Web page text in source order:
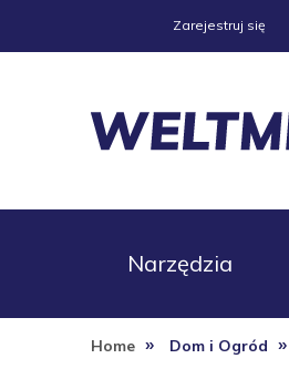
Zarejestruj się
Narzędzia
Home » Dom i Ogród »